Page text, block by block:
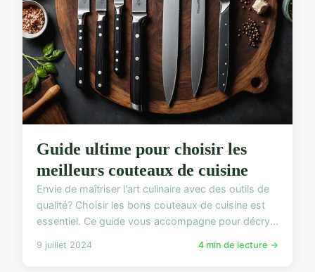
Guide ultime pour choisir les
meilleurs couteaux de cuisine
Envie de maîtriser l'art culinaire avec des outils de
qualité? Choisir les bons couteaux de cuisine est
essentiel. Ce guide vous accompagne pour décry...
9 juillet 2024 4 min de lecture →